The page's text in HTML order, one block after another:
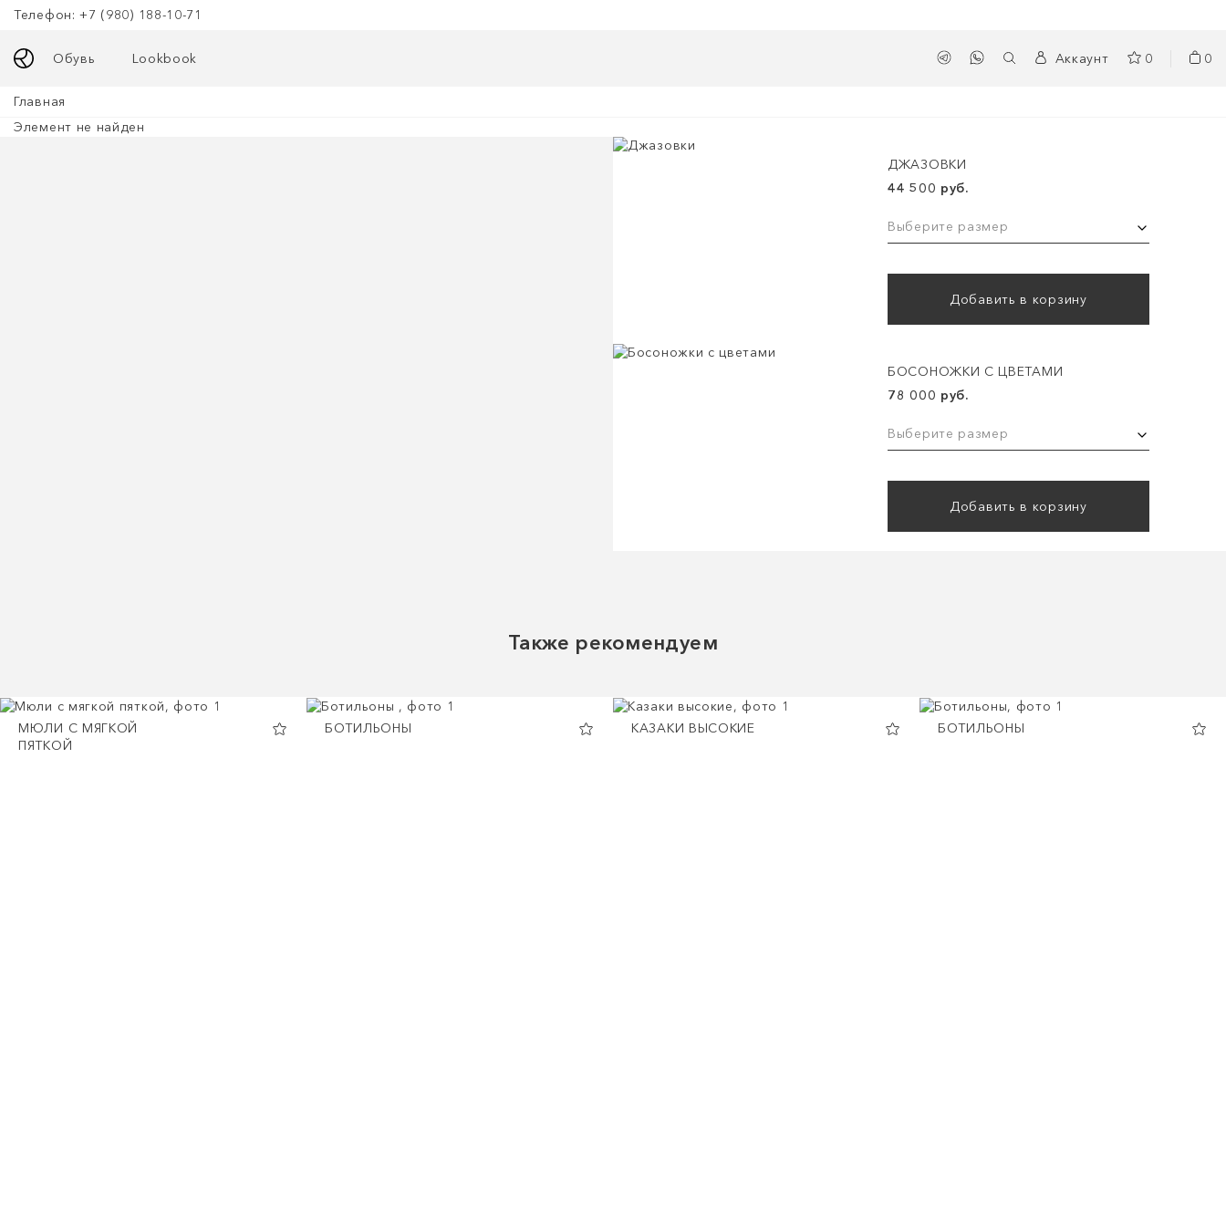
Телефон: +7 (980) 188-10-71
Обувь Lookbook Аккаунт 0 0
Главная
Элемент не найден
ДЖАЗОВКИ
44 500 руб.
Выберите размер
Добавить в корзину
БОСОНОЖКИ С ЦВЕТАМИ
78 000 руб.
Выберите размер
Добавить в корзину
Также рекомендуем
МЮЛИ С МЯГКОЙ
ПЯТКОЙ
БОТИЛЬОНЫ КАЗАКИ ВЫСОКИЕ БОТИЛЬОНЫ